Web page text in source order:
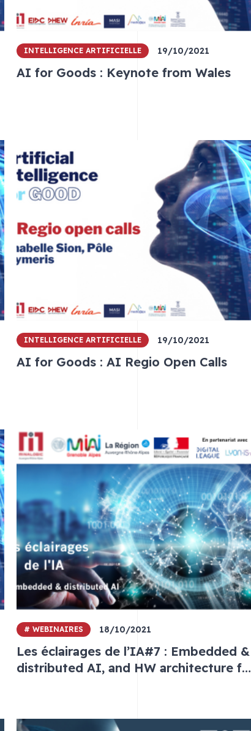
INTELLIGENCE ARTIFICIELLE 19/10/2021
AI for Goods : Keynote from Wales
INTELLIGENCE ARTIFICIELLE 19/10/2021
AI for Goods : AI Regio Open Calls
# WEBINAIRES 18/10/2021
Les éclairages de l’IA#7 : Embedded &
distributed AI, and HW architecture for